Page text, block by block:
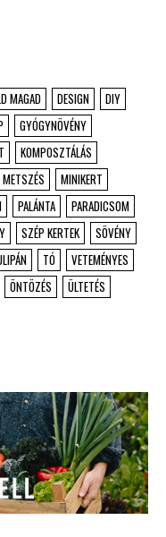
MAGAD DESIGN
DIY
GYÓGYNÖVÉNY
KOMPOSZTÁLÁS
METSZÉS
MINIKERT
PALÁNTA
PARADICSOM
SZÉP KERTEK
SÖVÉNY
TÓ
VETEMÉNYES
ÖNTÖZÉS
ÜLTETÉS